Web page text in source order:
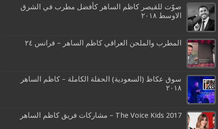
صوّت للقيصر كاظم الساهر كأفضل مطرب في الشرق
الاوسط ٢٠١٨
المطرب والملحن العراقي كاظم الساهر – فرانس ٢٤
سوق عكاظ (السعودية) الحفلة الكاملة – كاظم الساهر
٢٠١٨
The Voice Kids 2017 – مشاركات فريق كاظم الساهر